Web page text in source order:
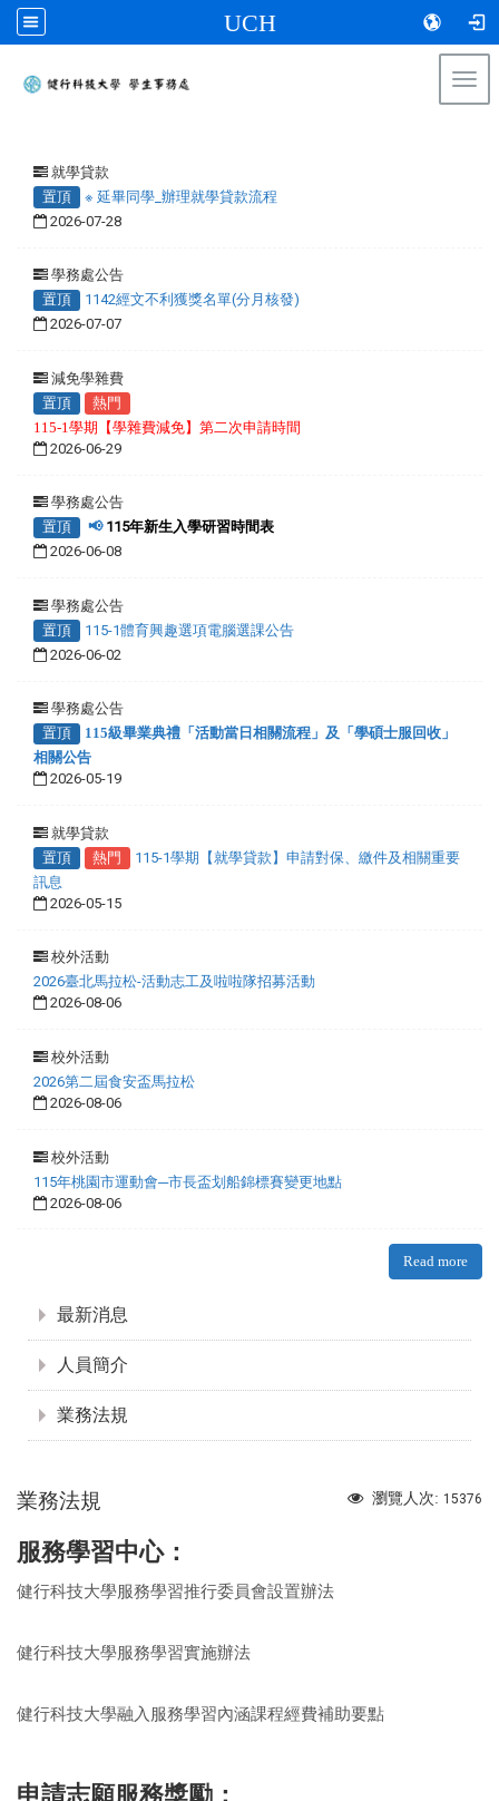
UCH
就學貸款
置頂
※ 延畢同學_辦理就學貸款流程
2026-07-28
學務處公告
置頂
1142經文不利獲獎名單(分月核發)
2026-07-07
減免學雜費
置頂
熱門
115-1學期【學雜費減免】第二次申請時間
2026-06-29
學務處公告
置頂
📢115年新生入學研習時間表
2026-06-08
學務處公告
置頂
115-1體育興趣選項電腦選課公告
2026-06-02
學務處公告
置頂
115級畢業典禮「活動當日相關流程」及「學碩士服回收」
相關公告
2026-05-19
就學貸款
置頂
熱門
115-1學期【就學貸款】申請對保、繳件及相關重要
訊息
2026-05-15
校外活動
2026臺北馬拉松-活動志工及啦啦隊招募活動
2026-08-06
校外活動
2026第二屆食安盃馬拉松
2026-08-06
校外活動
115年桃園市運動會─市長盃划船錦標賽變更地點
2026-08-06
Read more
最新消息
人員簡介
業務法規
瀏覽人次: 15376
業務法規
服務學習中心：
健行科技大學服務學習推行委員會設置辦法
健行科技大學服務學習實施辦法
健行科技大學融入服務學習內涵課程經費補助要點
申請志願服務獎勵：